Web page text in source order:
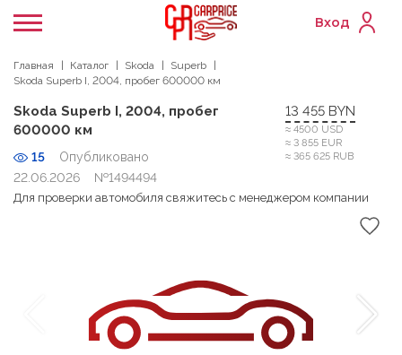
Вход
Главная Каталог Skoda
Superb
Skoda Superb I, 2004, пробег 600000 км
Skoda Superb I, 2004, пробег
600000 км
15
Опубликовано
22.06.2026
№1494494
13 455 BYN
≈ 4500 USD
≈ 3 855 EUR
≈ 365 625 RUB
Для проверки автомобиля свяжитесь с менеджером компании